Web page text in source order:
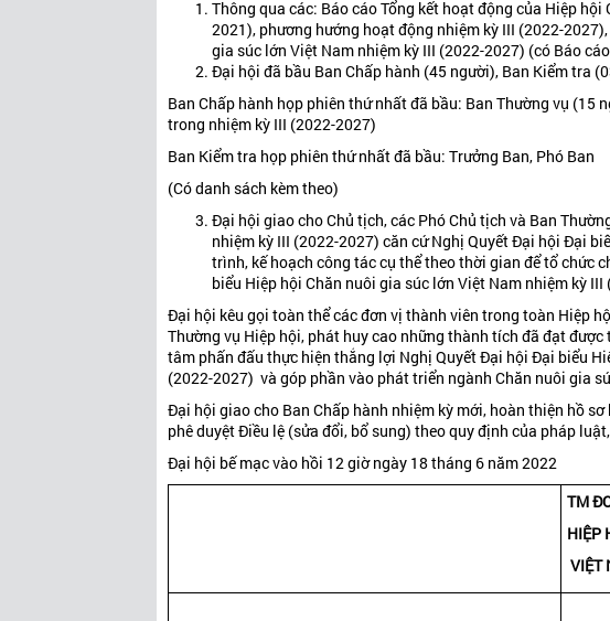
Thông qua các: Báo cáo Tổng kết hoạt động của Hiệp
2021), phương hướng hoạt động nhiệm kỳ III (2022-
gia súc lớn Việt Nam nhiệm kỳ III (2022-2027) (có Báo
Đại hội đã bầu Ban Chấp hành (45 người), Ban Kiểm tra
Ban Chấp hành họp phiên thứ nhất đã bầu: Ban Thường vụ (15
trong nhiệm kỳ III (2022-2027)
Ban Kiểm tra họp phiên thứ nhất đã bầu: Trưởng Ban, Phó Ban
(Có danh sách kèm theo)
Đại hội giao cho Chủ tịch, các Phó Chủ tịch và Ban
nhiệm kỳ III (2022-2027) căn cứ Nghị Quyết Đại hội Đại
trình, kế hoạch công tác cụ thể theo thời gian để tổ chức
biểu Hiệp hội Chăn nuôi gia súc lớn Việt Nam nhiệm kỳ III
Đại hội kêu gọi toàn thể các đơn vị thành viên trong toàn Hiệp
Thường vụ Hiệp hội, phát huy cao những thành tích đã đạt
tâm phấn đấu thực hiện thắng lợi Nghị Quyết Đại hội Đại biểu
(2022-2027) và góp phần vào phát triển ngành Chăn nuôi gia
Đại hội giao cho Ban Chấp hành nhiệm kỳ mới, hoàn thiện hồ
phê duyệt Điều lệ (sửa đổi, bổ sung) theo quy định của pháp
Đại hội bế mạc vào hồi 12 giờ ngày 18 tháng 6 năm 2022
TM
HIỆP
VIỆT